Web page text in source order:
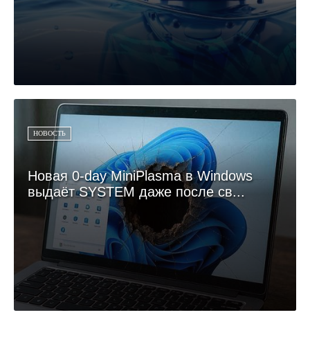
НОВОСТЬ
Новая 0-day MiniPlasma в Windows
выдаёт SYSTEM даже после св...